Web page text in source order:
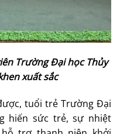
Trường Đại học Thủy
xuất sắc
tuổi trẻ Trường Đại
hiến sức trẻ, sự nhiệt